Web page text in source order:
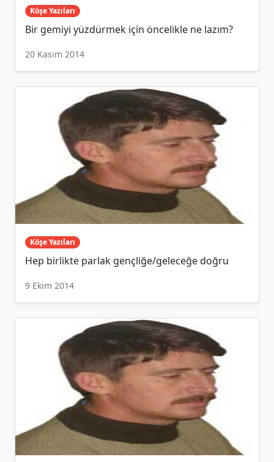
Köşe Yazıları
Bir gemiyi yüzdürmek için öncelikle ne lazım?
20 Kasım 2014
Köşe Yazıları
Hep birlikte parlak gençliğe/geleceğe doğru
9 Ekim 2014